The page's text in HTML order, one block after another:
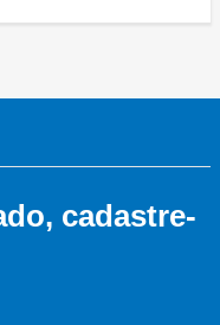
cadastre-